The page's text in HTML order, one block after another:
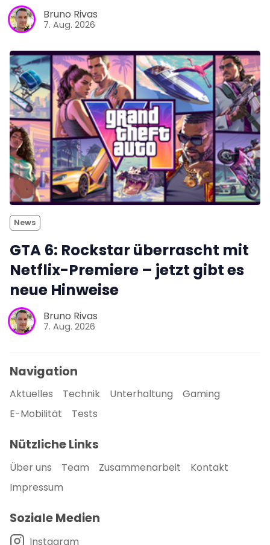
Bruno Rivas
7. Aug. 2026
News
GTA 6: Rockstar überrascht mit
Netflix-Premiere – jetzt gibt es
neue Hinweise
Bruno Rivas
7. Aug. 2026
Navigation
Aktuelles Technik Unterhaltung
Gaming
E-Mobilität
Tests
Nützliche Links
Über uns Team Zusammenarbeit
Kontakt
Impressum
Soziale Medien
Instagram